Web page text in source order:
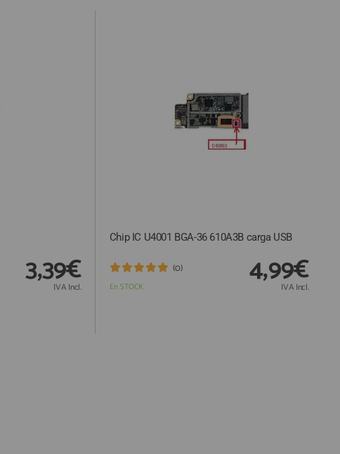
cursada y confirmada por internet debe ser aceptada después
3,39€
IVA Incl.
Chip IC U4001 BGA-36 610A3B carga USB
En STOCK
(0) 4,99€
IVA Incl.